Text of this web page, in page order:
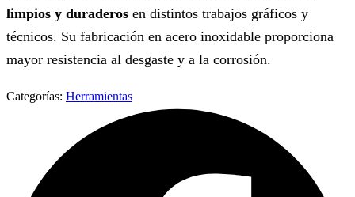
limpios y duraderos en distintos trabajos gráficos y
técnicos. Su fabricación en acero inoxidable proporciona
mayor resistencia al desgaste y a la corrosión.
Categorías: Herramientas